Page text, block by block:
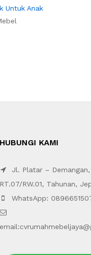
Untuk Anak
HUBUNGI KAMI
Jl. Platar –
RT.07/RW.01, Tahunan,
WhatsApp: